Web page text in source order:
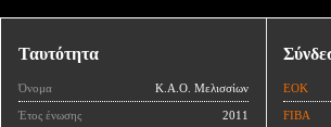
Ταυτότητα
Όνομα Κ.Α.Ο. Μελισσίων
Έτος ένωσης 2011
ΕΟΚ
FIBA